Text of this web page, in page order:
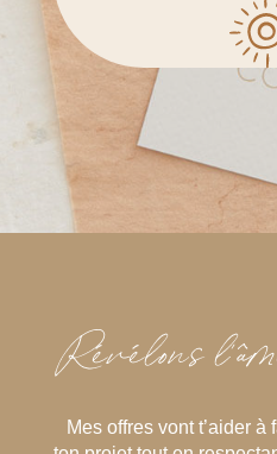
Révélons
Mes offres vont t’aider à